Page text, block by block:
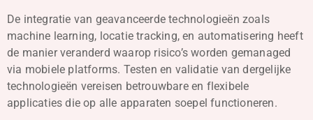
De integratie van geavanceerde technologieën zoals
machine learning, locatie tracking, en automatisering heeft
de manier veranderd waarop risico’s worden gemanaged
via mobiele platforms. Testen en validatie van dergelijke
technologieën vereisen betrouwbare en flexibele
applicaties die op alle apparaten soepel functioneren.